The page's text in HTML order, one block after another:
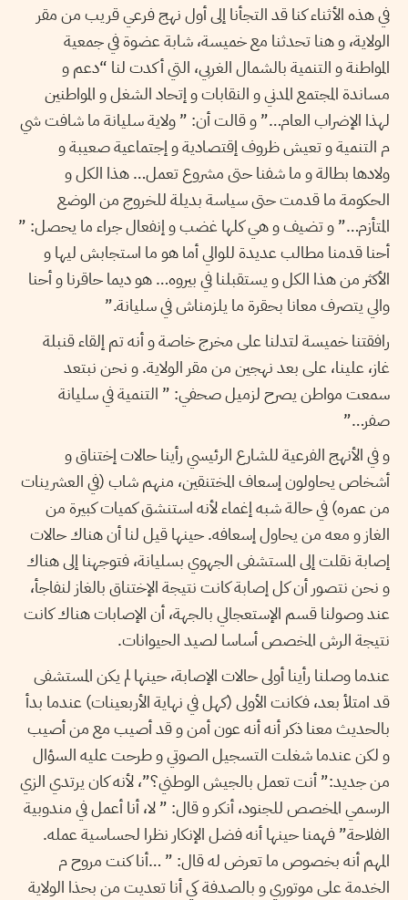
في هذه الأثناء كنا قد التجأنا إلى أول نهج فرعي قريب من مقر
الولاية، و هنا تحدثنا مع خميسة، شابة عضوة في جمعية
المواطنة و التنمية بالشمال الغربي، التي أكدت لنا “دعم و
مساندة المجتمع المدني و النقابات و إتحاد الشغل و المواطنين
لهذا الإضراب العام…” و قالت أن: ” ولاية سليانة ما شافت شي
م التنمية و تعيش ظروف إقتصادية و إجتماعية صعيبة و
ولادها بطالة و ما شفنا حتى مشروع تعمل… هذا الكل و
الحكومة ما قدمت حتى سياسة بديلة للخروج من الوضع
المتأزم…” و تضيف و هي كلها غضب و إنفعال جراء ما يحصل: ”
أحنا قدمنا مطالب عديدة للوالي أما هو ما استجابش ليها و
الأكثر من هذا الكل و يستقبلنا في بيروه… هو ديما حاقرنا و أحنا
والي يتصرف معانا بحقرة ما يلزمناش في سليانة.”
رافقتنا خميسة لتدلنا على مخرج خاصة و أنه تم إلقاء قنبلة
غاز، علينا، على بعد نهجين من مقر الولاية. و نحن نبتعد
سمعت مواطن يصرح لزميل صحفي: ” التنمية في سليانة
صفر…”
و في الأنهج الفرعية للشارع الرئيسي رأينا حالات إختناق و
أشخاص يحاولون إسعاف المختنقين، منهم شاب (في العشرينات
من عمره) في حالة شبه إغماء لأنه استنشق كميات كبيرة من
الغاز و معه من يحاول إسعافه. حينها قيل لنا أن هناك حالات
إصابة نقلت إلى المستشفى الجهوي بسليانة، فتوجهنا إلى هناك
و نحن نتصور أن كل إصابة كانت نتيجة الإختناق بالغاز لنفاجأ،
عند وصولنا قسم الإستعجالي بالجهة، أن الإصابات هناك كانت
نتيجة الرش المخصص أساسا لصيد الحيوانات.
عندما وصلنا رأينا أولى حالات الإصابة، حينها لم يكن المستشفى
قد امتلأ بعد، فكانت الأولى (كهل في نهاية الأربعينات) عندما بدأ
بالحديث معنا ذكر أنه أنه عون أمن و قد أصيب مع من أصيب
و لكن عندما شغلت التسجيل الصوتي و طرحت عليه السؤال
من جديد:” أنت تعمل بالجيش الوطني؟”، لأنه كان يرتدي الزي
الرسمي المخصص للجنود، أنكر و قال: ” لا، أنا أعمل في مندوبية
الفلاحة” فهمنا حينها أنه فضل الإنكار نظرا لحساسية عمله.
المهم أنه بخصوص ما تعرض له قال: ” …أنا كنت مروح م
الخدمة على موتوري و بالصدفة كي أنا تعديت من بحذا الولاية